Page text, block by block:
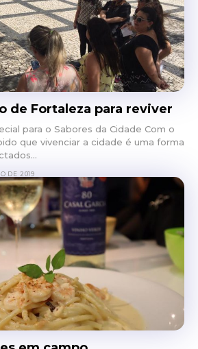
de Fortaleza para reviver
para o Sabores da Cidade Com o
forma
DE 2019